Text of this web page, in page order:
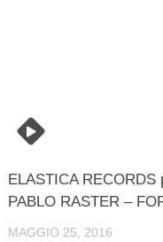
ELASTICA RECORDS
PABLO RASTER –
MAGGIO 25, 2016